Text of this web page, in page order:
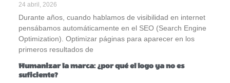
24 abril, 2026
Durante años, cuando hablamos de visibilidad en internet
pensábamos automáticamente en el SEO (Search Engine
Optimization). Optimizar páginas para aparecer en los
primeros resultados de
Humanizar la marca: ¿por qué el logo ya no es
suficiente?